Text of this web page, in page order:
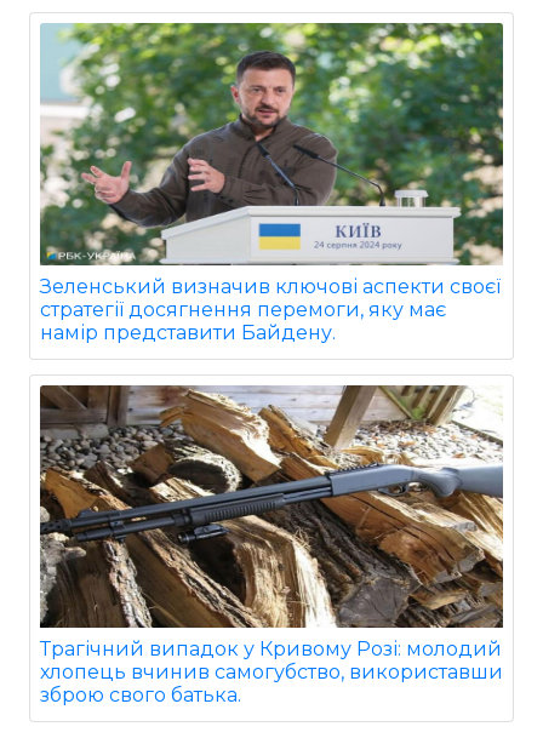
Зеленський визначив ключові аспекти своєї
стратегії досягнення перемоги, яку має
намір представити Байдену.
Трагічний випадок у Кривому Розі: молодий
хлопець вчинив самогубство, використавши
зброю свого батька.